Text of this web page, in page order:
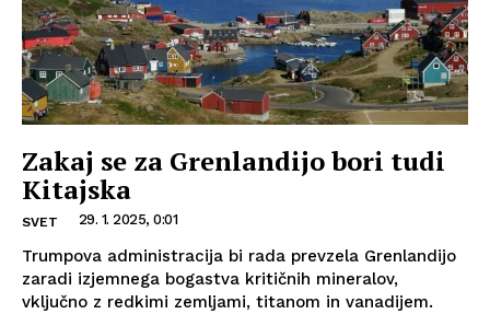
Zakaj se za Grenlandijo bori tudi
Kitajska
SVET 29. 1. 2025, 0:01
Trumpova administracija bi rada prevzela Grenlandijo
zaradi izjemnega bogastva kritičnih mineralov,
vključno z redkimi zemljami, titanom in vanadijem.